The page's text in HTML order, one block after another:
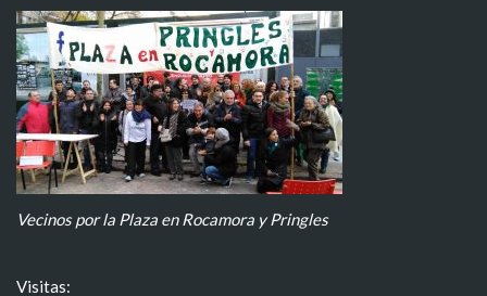
Vecinos por la Plaza en Rocamora y Pringles
Visitas: